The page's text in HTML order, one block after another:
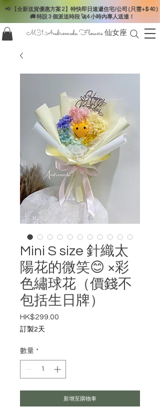
📢 【全新送貨優惠方案 2】特快即日速遞住宅/公司 ( 只需+$ 40 )
🚚 特設 3 個派送時段 🚀4 小時內專人送達！
M31 Andromeda Flowers 仙女座
Mini S size 針織太
陽花的微笑😊 ×彩
色繡球花（價錢不
包括生日牌）
HK$299.00
訂製2天
數量 *
新增至購物車